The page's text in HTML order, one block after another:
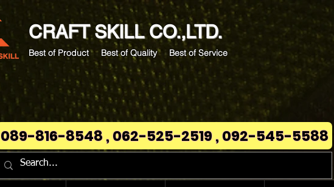
CRAFT SKILL CO.,LTD.
Best of Product Best of Quality Best of Service
089-816-8548 , 062-525-2519 , 092-545-5588